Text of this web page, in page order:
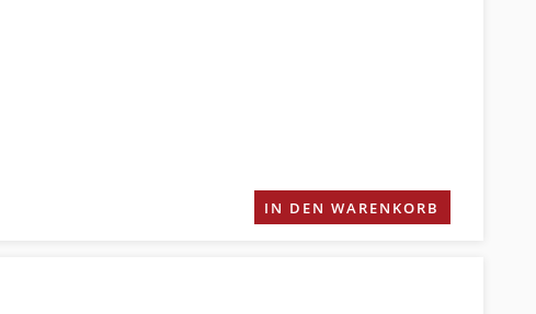
IN DEN WARENKORB